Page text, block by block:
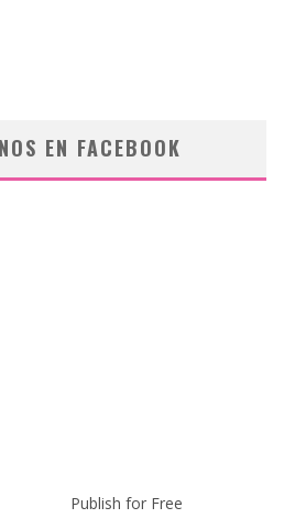
EN FACEBOOK
Publish for Free